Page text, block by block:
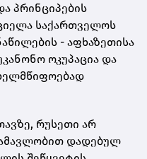
პრინციპების
საქართველოს
- აფხაზეთისა
ოკუპაცია და
რუსეთი არ
დადებულ